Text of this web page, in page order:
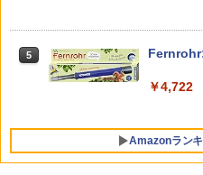
￥1,430
5
くもん出
上
5
￥4,722
Amazonラン